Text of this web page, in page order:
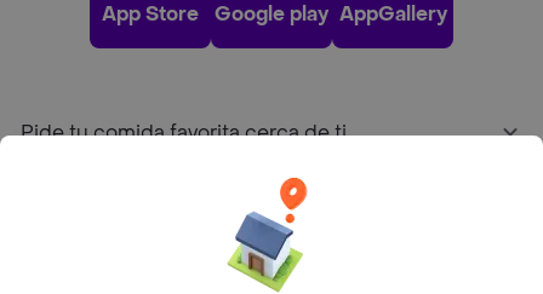
App Store Google play AppGallery
Pide tu comida favorita cerca de ti